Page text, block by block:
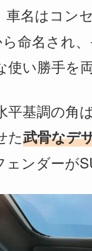
車名はコン
命名され
い勝手を
平基調の角
た武骨なデ
ンダーが